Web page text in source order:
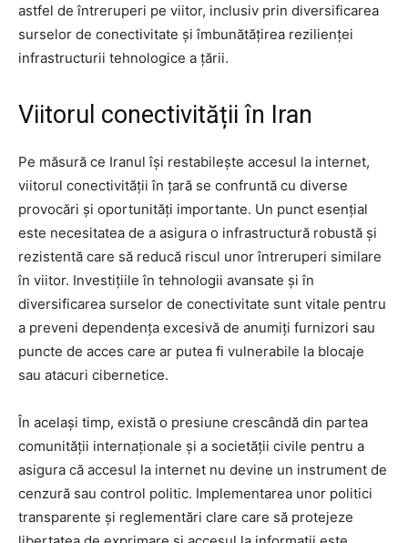
astfel de întreruperi pe viitor, inclusiv prin diversificarea
surselor de conectivitate și îmbunătățirea rezilienței
infrastructurii tehnologice a țării.
Viitorul conectivității în Iran
Pe măsură ce Iranul își restabilește accesul la internet,
viitorul conectivității în țară se confruntă cu diverse
provocări și oportunități importante. Un punct esențial
este necesitatea de a asigura o infrastructură robustă și
rezistentă care să reducă riscul unor întreruperi similare
în viitor. Investițiile în tehnologii avansate și în
diversificarea surselor de conectivitate sunt vitale pentru
a preveni dependența excesivă de anumiți furnizori sau
puncte de acces care ar putea fi vulnerabile la blocaje
sau atacuri cibernetice.
În același timp, există o presiune crescândă din partea
comunității internaționale și a societății civile pentru a
asigura că accesul la internet nu devine un instrument de
cenzură sau control politic. Implementarea unor politici
transparente și reglementări clare care să protejeze